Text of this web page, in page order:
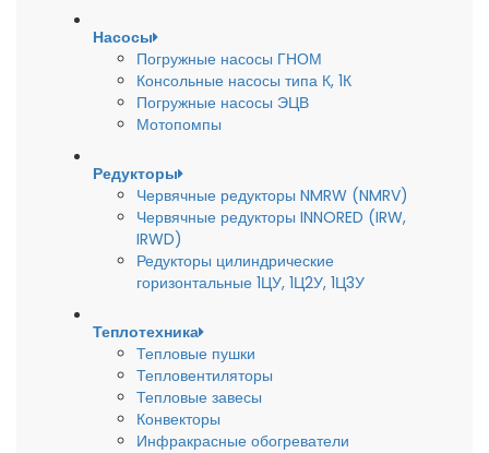
Насосы
Погружные насосы ГНОМ
Консольные насосы типа К, 1К
Погружные насосы ЭЦВ
Мотопомпы
Редукторы
Червячные редукторы NMRW (NMRV)
Червячные редукторы INNORED (IRW,
IRWD)
Редукторы цилиндрические
горизонтальные 1ЦУ, 1Ц2У, 1Ц3У
Теплотехника
Тепловые пушки
Тепловентиляторы
Тепловые завесы
Конвекторы
Инфракрасные обогреватели